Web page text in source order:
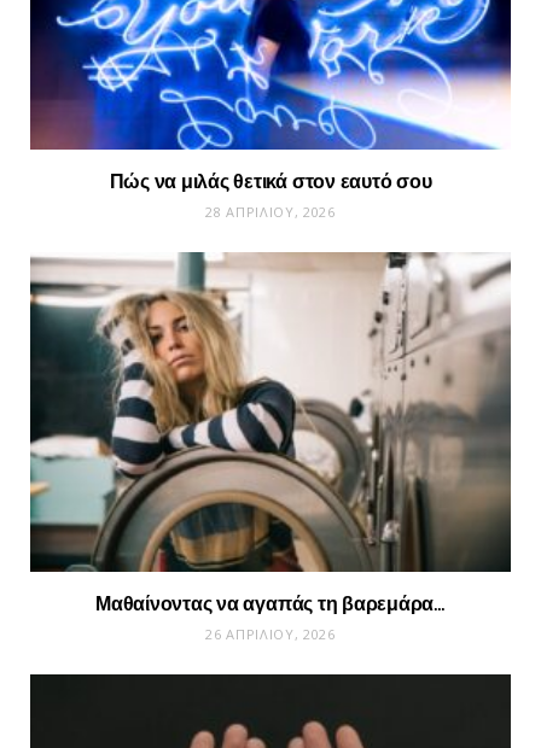
Πώς να μιλάς θετικά στον εαυτό σου
28 ΑΠΡΙΛΊΟΥ, 2026
Μαθαίνοντας να αγαπάς τη βαρεμάρα…
26 ΑΠΡΙΛΊΟΥ, 2026